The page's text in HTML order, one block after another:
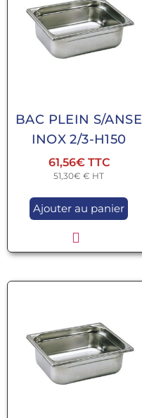
BAC PLEIN S/ANSE
INOX 2/3-H150
61,56€
51,30€ € HT
Ajouter au panier